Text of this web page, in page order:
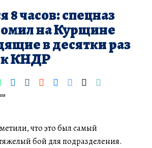
8 часов: спецназ
на Курщине
в десятки раз
КНДР
что это был самый
бой для подразделения.